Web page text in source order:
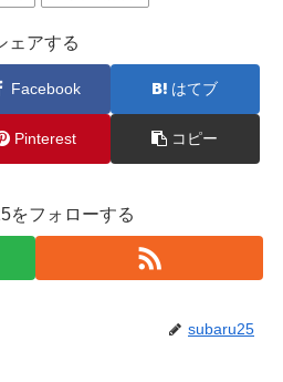
ェアする
Facebook はてブ
Pinterest コピー
をフォローする
subaru25